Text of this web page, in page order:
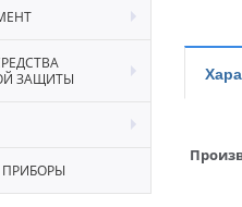
ЗАЩИТЫ